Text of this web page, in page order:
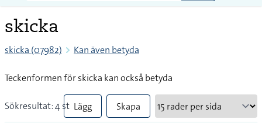
skicka
skicka (07982) Kan även betyda
Teckenformen för skicka kan också betyda
Sökresultat: 4 st Lägg
Skapa